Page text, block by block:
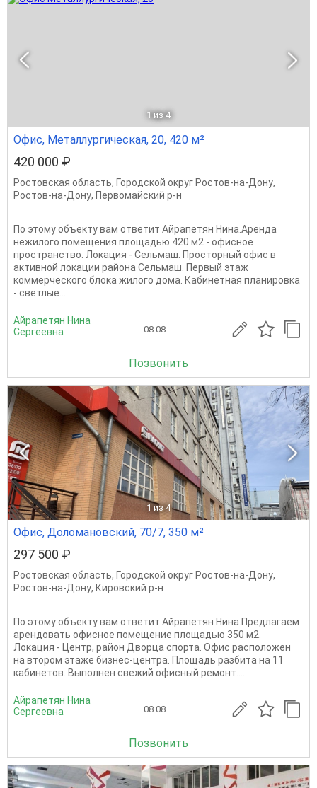
1 из 4
Офис, Металлургическая, 20, 420 м²
420 000 ₽
Ростовская область, Городской округ Ростов-на-Дону,
Ростов-на-Дону, Первомайский р-н
По этому объекту вам ответит Айрапетян Нина.Аренда
нежилого помещения площадью 420 м2 - офисное
пространство. Локация - Сельмаш. Просторный офис в
активной локации района Сельмаш. Первый этаж
коммерческого блока жилого дома. Кабинетная планировка
- светлые...
Айрапетян Нина
Сергеевна
08.08
Позвонить
1 из 4
Офис, Доломановский, 70/7, 350 м²
297 500 ₽
Ростовская область, Городской округ Ростов-на-Дону,
Ростов-на-Дону, Кировский р-н
По этому объекту вам ответит Айрапетян Нина.Предлагаем
арендовать офисное помещение площадью 350 м2.
Локация - Центр, район Дворца спорта. Офис расположен
на втором этаже бизнес-центра. Площадь разбита на 11
кабинетов. Выполнен свежий офисный ремонт....
Айрапетян Нина
Сергеевна
08.08
Позвонить